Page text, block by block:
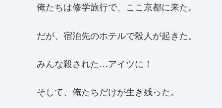
俺たちは修学旅行で、ここ京都に来た。
だが、宿泊先のホテルで殺人が起きた。
みんな殺された…アイツに！
そして、俺たちだけが生き残った。